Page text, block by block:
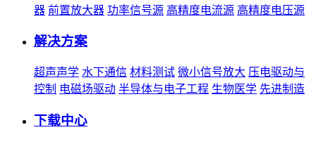
器 前置放大器 功率信号源 高精度电流源 高精度电压源
解决方案
超声声学 水下通信 材料测试 微小信号放大 压电驱动与
控制 电磁场驱动 半导体与电子工程 生物医学 先进制造
下载中心